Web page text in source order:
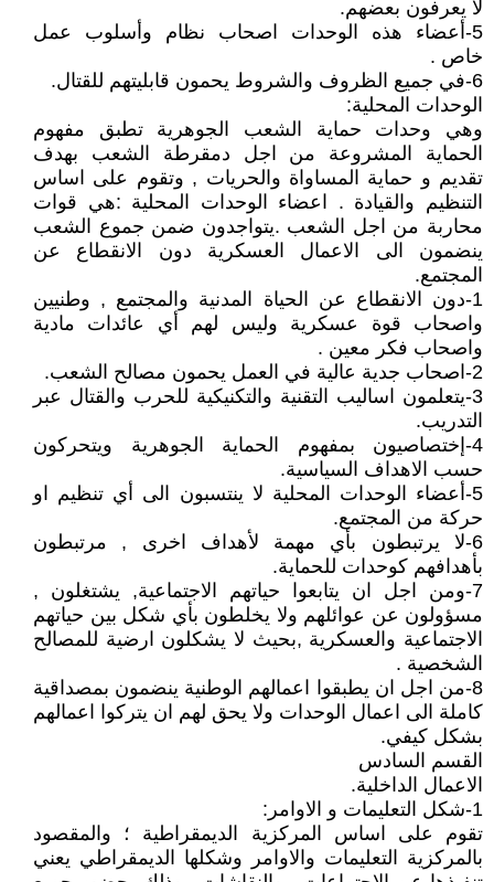
لا يعرفون بعضهم.
5-أعضاء هذه الوحدات اصحاب نظام وأسلوب عمل
خاص .
6-في جميع الظروف والشروط يحمون قابليتهم للقتال.
الوحدات المحلية:
وهي وحدات حماية الشعب الجوهرية تطبق مفهوم
الحماية المشروعة من اجل دمقرطة الشعب بهدف
تقديم و حماية المساواة والحريات , وتقوم على اساس
التنظيم والقيادة . اعضاء الوحدات المحلية :هي قوات
محاربة من اجل الشعب .يتواجدون ضمن جموع الشعب
ينضمون الى الاعمال العسكرية دون الانقطاع عن
المجتمع.
1-دون الانقطاع عن الحياة المدنية والمجتمع , وطنيين
واصحاب قوة عسكرية وليس لهم أي عائدات مادية
واصحاب فكر معين .
2-اصحاب جدية عالية في العمل يحمون مصالح الشعب.
3-يتعلمون اساليب التقنية والتكنيكية للحرب والقتال عبر
التدريب.
4-إختصاصيون بمفهوم الحماية الجوهرية ويتحركون
حسب الاهداف السياسية.
5-أعضاء الوحدات المحلية لا ينتسبون الى أي تنظيم او
حركة من المجتمع.
6-لا يرتبطون بأي مهمة لأهداف اخرى , مرتبطون
بأهدافهم كوحدات للحماية.
7-ومن اجل ان يتابعوا حياتهم الاجتماعية, يشتغلون ,
مسؤولون عن عوائلهم ولا يخلطون بأي شكل بين حياتهم
الاجتماعية والعسكرية ,بحيث لا يشكلون ارضية للمصالح
الشخصية .
8-من اجل ان يطبقوا اعمالهم الوطنية ينضمون بمصداقية
كاملة الى اعمال الوحدات ولا يحق لهم ان يتركوا اعمالهم
بشكل كيفي.
القسم السادس
الاعمال الداخلية.
1-شكل التعليمات و الاوامر:
تقوم على اساس المركزية الديمقراطية ؛ والمقصود
بالمركزية التعليمات والاوامر وشكلها الديمقراطي يعني